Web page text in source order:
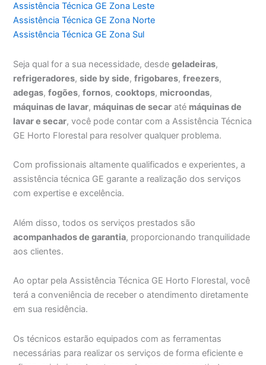
Assistência Técnica GE Zona Leste
Assistência Técnica GE Zona Norte
Assistência Técnica GE Zona Sul
Seja qual for a sua necessidade, desdegeladeiras,
refrigeradores,side by side,frigobares,freezers,
adegas,fogões,fornos,cooktops, microondas,
máquinas de lavar, máquinas de secar até máquinas de
lavar e secar, você pode contar com a Assistência Técnica
GE Horto Florestal para resolver qualquer problema.
Com profissionais altamente qualificados e experientes, a
assistência técnica GE garante a realização dos serviços
com expertise e excelência.
Além disso, todos os serviços prestados são
acompanhados de garantia, proporcionando tranquilidade
aos clientes.
Ao optar pela Assistência Técnica GE Horto Florestal, você
terá a conveniência de receber o atendimento diretamente
em sua residência.
Os técnicos estarão equipados com as ferramentas
necessárias para realizar os serviços de forma eficiente e